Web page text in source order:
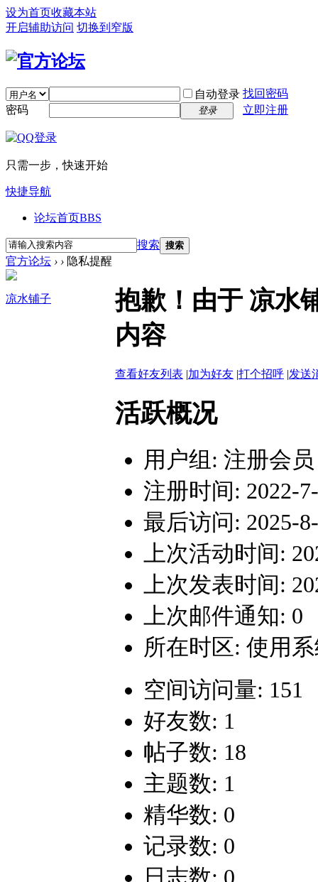
设为首页收藏本站
开启辅助访问 切换到窄版
自动登录 找回密码
密码
登录 立即注册
只需一步，快速开始
快捷导航
论坛首页BBS
搜索 搜索
官方论坛 › › 隐私提醒
凉水铺子
抱歉！由于 凉水
内容
查看好友列表 |加为好友 |打个招呼 |发送
活跃概况
用户组: 注册会员
注册时间: 2022-
最后访问: 2025-
上次活动时间:
上次发表时间:
上次邮件通知: 0
所在时区: 使用
空间访问量: 151
好友数: 1
帖子数: 18
主题数: 1
精华数: 0
记录数: 0